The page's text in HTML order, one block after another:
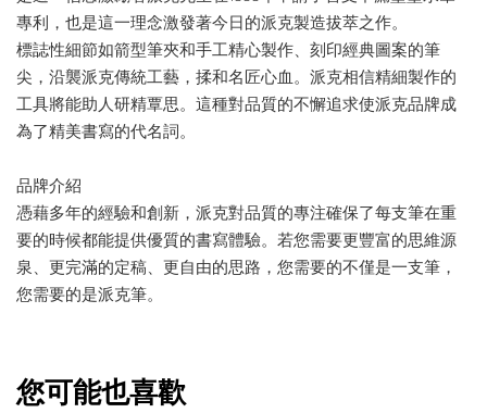
專利，也是這一理念激發著今日的派克製造拔萃之作。
標誌性細節如箭型筆夾和手工精心製作、刻印經典圖案的筆
尖，沿襲派克傳統工藝，揉和名匠心血。派克相信精細製作的
工具將能助人研精覃思。這種對品質的不懈追求使派克品牌成
為了精美書寫的代名詞。
品牌介紹
憑藉多年的經驗和創新，派克對品質的專注確保了每支筆在重
要的時候都能提供優質的書寫體驗。若您需要更豐富的思維源
泉、更完滿的定稿、更自由的思路，您需要的不僅是一支筆，
您需要的是派克筆。
您可能也喜歡